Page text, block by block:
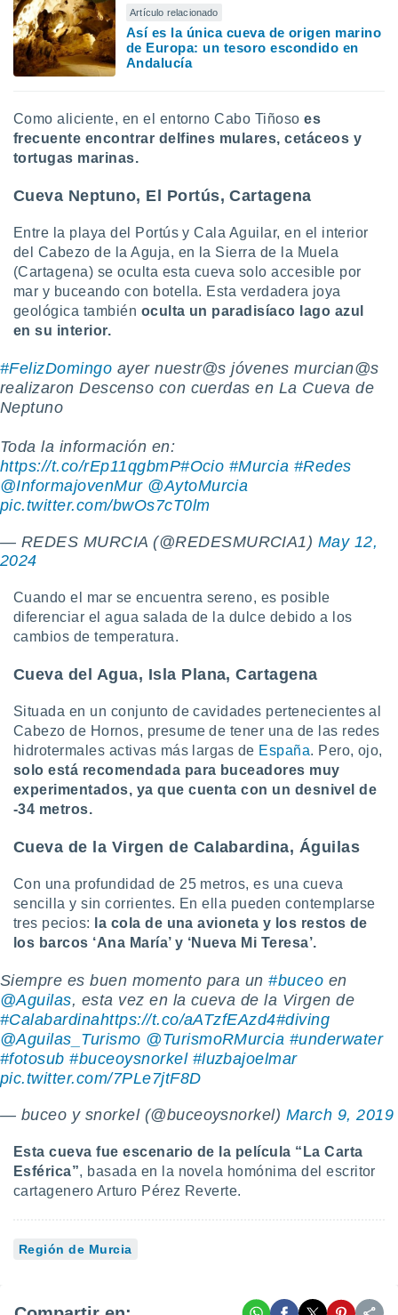
Artículo relacionado
Así es la única cueva de origen marino
de Europa: un tesoro escondido en
Andalucía
Como aliciente, en el entorno Cabo Tiñosoes
frecuente encontrar delfines mulares, cetáceos y
tortugas marinas.
Cueva Neptuno, El Portús, Cartagena
Entre la playa del Portús y Cala Aguilar, en el interior
del Cabezo de la Aguja, en la Sierra de la Muela
(Cartagena) se oculta esta cueva solo accesible por
mar y buceando con botella. Esta verdadera joya
geológica también oculta un paradisíaco lago azul
en su interior.
#FelizDomingo ayer nuestr@s jóvenes murcian@s
realizaron Descenso con cuerdas en La Cueva de
Neptuno ️️
Toda la información en:
https://t.co/rEp11qgbmP#Ocio #Murcia #Redes
@InformajovenMur @AytoMurcia
pic.twitter.com/bwOs7cT0lm
— REDES MURCIA (@REDESMURCIA1) May 12,
2024
Cuando el mar se encuentra sereno, es posible
diferenciar el agua salada de la dulce debido a los
cambios de temperatura.
Cueva del Agua, Isla Plana, Cartagena
Situada en un conjunto de cavidades pertenecientes al
Cabezo de Hornos, presume de tener una de las redes
hidrotermales activas más largas de España. Pero, ojo,
solo está recomendada para buceadores muy
experimentados, ya que cuenta con un desnivel de
-34 metros.
Cueva de la Virgen de Calabardina, Águilas
Con una profundidad de 25 metros, es una cueva
sencilla y sin corrientes. En ella pueden contemplarse
tres pecios:
la cola de una avioneta y los restos de
los barcos ‘Ana María’ y ‘Nueva Mi Teresa’.
Siempre es buen momento para un#buceo en
@Aguilas, esta vez en la cueva de la Virgen de
#Calabardinahttps://t.co/aATzfEAzd4#diving
@Aguilas_Turismo @TurismoRMurcia #underwater
#fotosub #buceoysnorkel #luzbajoelmar
pic.twitter.com/7PLe7jtF8D
— buceo y snorkel (@buceoysnorkel) March 9, 2019
Esta cueva fue escenario de la película “La Carta
Esférica”, basada en la novela homónima del escritor
cartagenero Arturo Pérez Reverte.
Región de Murcia